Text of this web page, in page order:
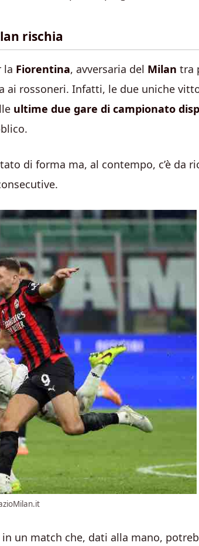
rischia
la Fiorentina, avversaria del Milan tra
ai rossoneri. Infatti, le due uniche
ultime due gare di campionato
di forma ma, al contempo, c’è da
un match che, dati alla mano,